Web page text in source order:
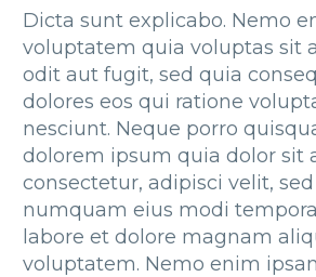
Dicta sunt explicabo. Nemo
voluptatem quia voluptas sit
odit aut fugit, sed quia
dolores eos qui ratione
nesciunt. Neque porro
dolorem ipsum quia dolor sit
consectetur, adipisci velit,
numquam eius modi
labore et dolore magnam
voluptatem. Nemo enim